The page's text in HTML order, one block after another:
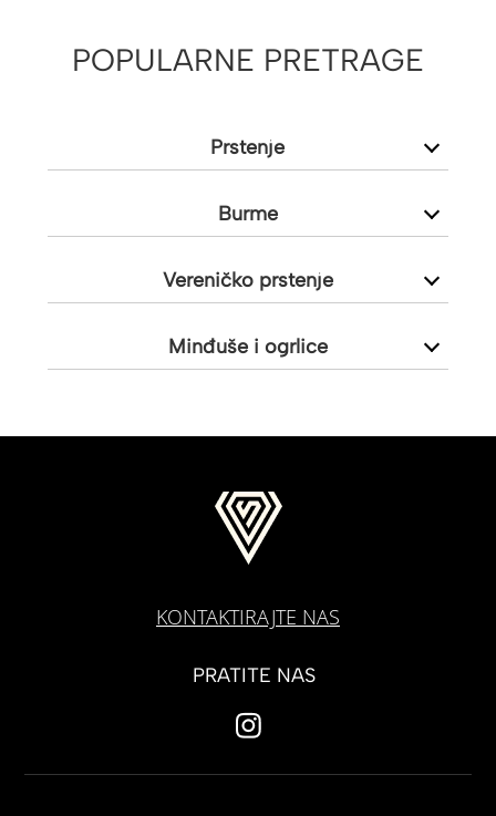
POPULARNE PRETRAGE
Prstenje
Burme
Vereničko prstenje
Minđuše i ogrlice
KONTAKTIRAJTE NAS
PRATITE NAS